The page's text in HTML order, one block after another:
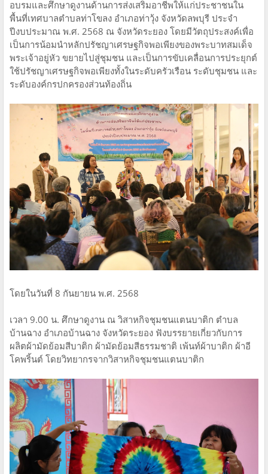
อบรมและศึกษาดูงานด้านการส่งเสริมอาชีพให้แก่ประชาชนใน
พื้นที่เทศบาลตำบลท่าโขลง อำเภอท่าวุ้ง จังหวัดลพบุรี ประจำ
ปีงบประมาณ พ.ศ. 2568 ณ จังหวัดระยอง โดยมีวัตถุประสงค์เพื่อ
เป็นการน้อมนำหลักปรัชญาเศรษฐกิจพอเพียงของพระบาทสมเด็จ
พระเจ้าอยู่หัว ขยายไปสู่ชุมชน และเป็นการขับเคลื่อนการประยุกต์
ใช้ปรัชญาเศรษฐกิจพอเพียงทั้งในระดับครัวเรือน ระดับชุมชน และ
ระดับองค์กรปกครองส่วนท้องถิ่น
โดยในวันที่ 8 กันยายน พ.ศ. 2568
เวลา 9.00 น. ศึกษาดูงาน ณ วิสาหกิจชุมชนแตนบาติก ตำบล
บ้านฉาง อำเภอบ้านฉาง จังหวัดระยอง ฟังบรรยายเกี่ยวกับการ
ผลิตผ้ามัดย้อมสีบาติก ผ้ามัดย้อมสีธรรมชาติ เพ้นท์ผ้าบาติก ผ้าอี
โคพริ้นต์ โดยวิทยากรจากวิสาหกิจชุมชนแตนบาติก